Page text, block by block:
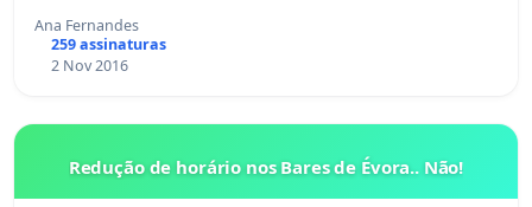
Ana Fernandes
259 assinaturas
2 Nov 2016
Redução de horário nos Bares de Évora.. Não!